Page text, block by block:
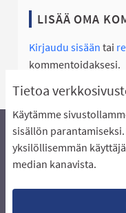
Tietoa
Käytämme
sisällön
yksilöllisemmän
median kanavista.
LISÄÄ OMA
Kirjaudu sisään tai
kommentoidaksesi.
Äänestyksen
Näin äänestät